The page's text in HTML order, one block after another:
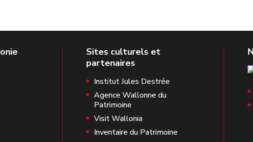
Institut Jules Destrée
Agence Wallonne du
Patrimoine
Visit Wallonia
Inventaire du Patrimoine